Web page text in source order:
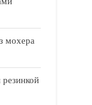
мохера